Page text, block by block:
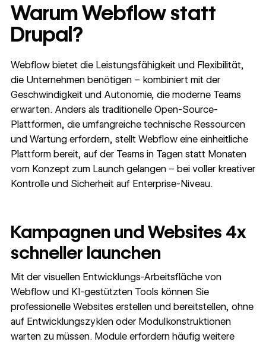
Warum Webflow statt
Drupal?
Webflow bietet die Leistungsfähigkeit und Flexibilität,
die Unternehmen benötigen – kombiniert mit der
Geschwindigkeit und Autonomie, die moderne Teams
erwarten. Anders als traditionelle Open-Source-
Plattformen, die umfangreiche technische Ressourcen
und Wartung erfordern, stellt Webflow eine einheitliche
Plattform bereit, auf der Teams in Tagen statt Monaten
vom Konzept zum Launch gelangen – bei voller kreativer
Kontrolle und Sicherheit auf Enterprise-Niveau.
Kampagnen und Websites 4x
schneller launchen
Mit der visuellen Entwicklungs-Arbeitsfläche von
Webflow und KI-gestützten Tools können Sie
professionelle Websites erstellen und bereitstellen, ohne
auf Entwicklungszyklen oder Modulkonstruktionen
warten zu müssen. Module erfordern häufig weitere